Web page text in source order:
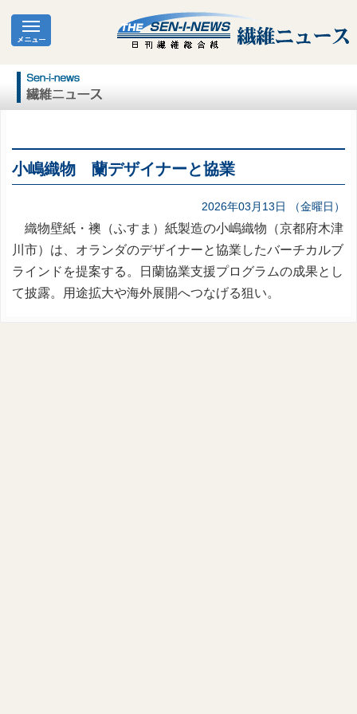
小嶋織物 蘭デザイナーと協業
2026年03月13日 （金曜日）
織物壁紙・襖（ふすま）紙製造の小嶋織物（京都府木津
川市）は、オランダのデザイナーと協業したバーチカルブ
ラインドを提案する。日蘭協業支援プログラムの成果とし
て披露。用途拡大や海外展開へつなげる狙い。